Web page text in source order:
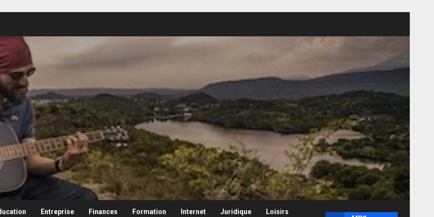
Entreprise Finances Formation Internet Juridique Loisirs